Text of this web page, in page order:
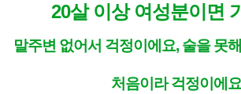
20살 이상 여성분이면
말주변 없어서 걱정이에요, 술을 못
처음이라 걱정이에요